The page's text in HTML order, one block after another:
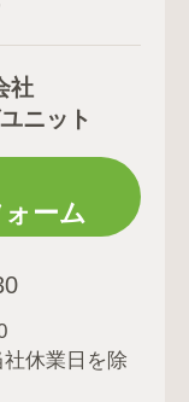
社
ニット
ーム
社休業日を除